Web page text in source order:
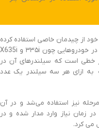
خود از چیدمان خاصی استفاده کرده
است؛ پیشرانه‌ی N54 و N55 این شرکت که در خودروهایی چون ۳۳۵i و X635i
خطی است که سیلندرهای آن در
به ازای هر سه سیلندر یک عدد
نیز استفاده می‌شد و در آن
زمان نیاز وارد مدار شده و در
می کرد.